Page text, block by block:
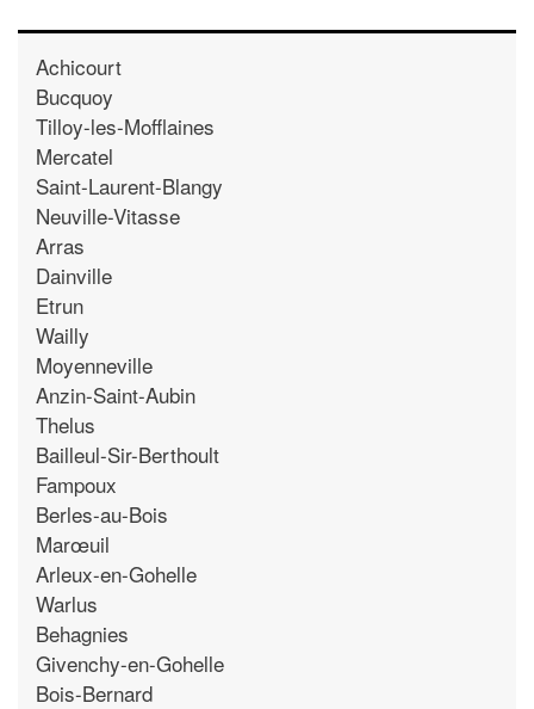
Achicourt
Bucquoy
Tilloy-les-Mofflaines
Mercatel
Saint-Laurent-Blangy
Neuville-Vitasse
Arras
Dainville
Etrun
Wailly
Moyenneville
Anzin-Saint-Aubin
Thelus
Bailleul-Sir-Berthoult
Fampoux
Berles-au-Bois
Marœuil
Arleux-en-Gohelle
Warlus
Behagnies
Givenchy-en-Gohelle
Bois-Bernard